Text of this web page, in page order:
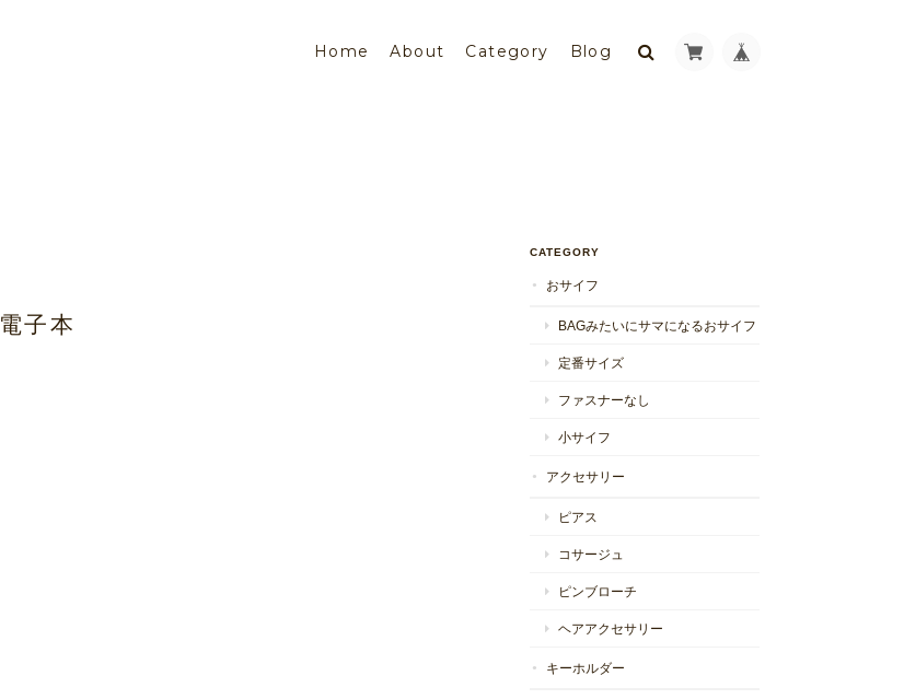
Home About Category Blog
電子本
CATEGORY
おサイフ
BAGみたいにサマになるおサイフ
定番サイズ
ファスナーなし
小サイフ
アクセサリー
ピアス
コサージュ
ピンブローチ
ヘアアクセサリー
キーホルダー